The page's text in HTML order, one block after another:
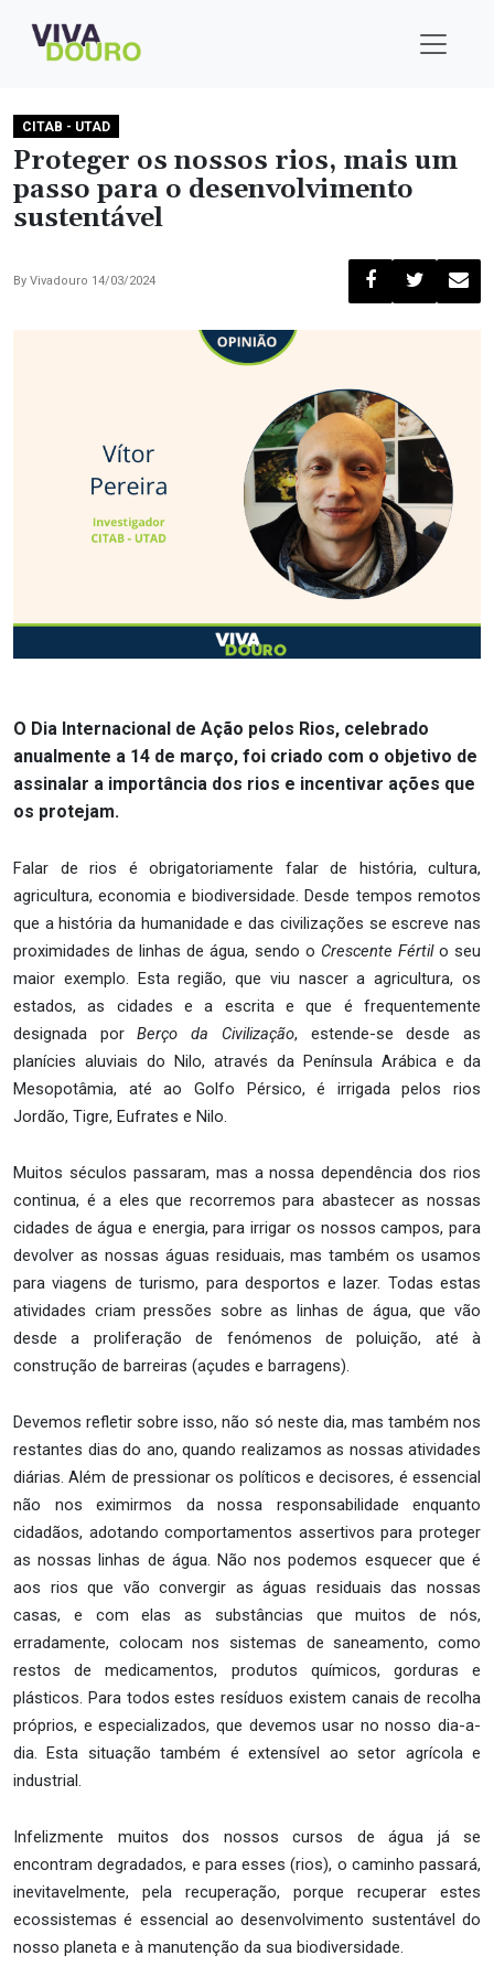
CITAB - UTAD
Proteger os nossos rios, mais um
passo para o desenvolvimento
sustentável
By Vivadouro 14/03/2024
O Dia Internacional de Ação pelos Rios, celebrado
anualmente a 14 de março, foi criado com o objetivo de
assinalar a importância dos rios e incentivar ações que
os protejam.
Falar de rios é obrigatoriamente falar de história, cultura,
agricultura, economia e biodiversidade. Desde tempos remotos
que a história da humanidade e das civilizações se escreve nas
proximidades de linhas de água, sendo o Crescente Fértilo seu
maior exemplo. Esta região, que viu nascer a agricultura, os
estados, as cidades e a escrita e que é frequentemente
designada porBerço da Civilização, estende-se desde as
planícies aluviais do Nilo, através da Península Arábica e da
Mesopotâmia, até ao Golfo Pérsico, é irrigada pelos rios
Jordão, Tigre, Eufrates e Nilo.
Muitos séculos passaram, mas a nossa dependência dos rios
continua, é a eles que recorremos para abastecer as nossas
cidades de água e energia, para irrigar os nossos campos, para
devolver as nossas águas residuais, mas também os usamos
para viagens de turismo, para desportos e lazer. Todas estas
atividades criam pressões sobre as linhas de água, que vão
desde a proliferação de fenómenos de poluição, até à
construção de barreiras (açudes e barragens).
Devemos refletir sobre isso, não só neste dia, mas também nos
restantes dias do ano, quando realizamos as nossas atividades
diárias. Além de pressionar os políticos e decisores, é essencial
não nos eximirmos da nossa responsabilidade enquanto
cidadãos, adotando comportamentos assertivos para proteger
as nossas linhas de água. Não nos podemos esquecer que é
aos rios que vão convergir as águas residuais das nossas
casas, e com elas as substâncias que muitos de nós,
erradamente, colocam nos sistemas de saneamento, como
restos de medicamentos, produtos químicos, gorduras e
plásticos. Para todos estes resíduos existem canais de recolha
próprios, e especializados, que devemos usar no nosso dia-a-
dia. Esta situação também é extensível ao setor agrícola e
industrial.
Infelizmente muitos dos nossos cursos de água já se
encontram degradados, e para esses (rios), o caminho passará,
inevitavelmente, pela recuperação, porque recuperar estes
ecossistemas é essencial ao desenvolvimento sustentável do
nosso planeta e à manutenção da sua biodiversidade.